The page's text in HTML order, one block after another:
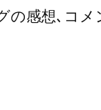
の感想､コメ